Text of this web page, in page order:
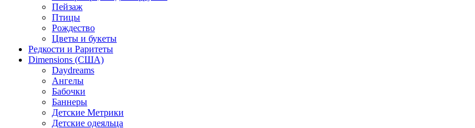
Пейзаж
Птицы
Рождество
Цветы и букеты
Редкости и Раритеты
Dimensions (США)
Daydreams
Ангелы
Бабочки
Баннеры
Детские Метрики
Детские одеяльца